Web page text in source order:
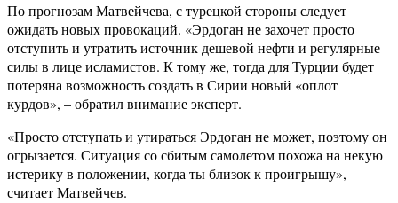
По прогнозам Матвейчева, с турецкой стороны следует
ожидать новых провокаций. «Эрдоган не захочет просто
отступить и утратить источник дешевой нефти и регулярные
силы в лице исламистов. К тому же, тогда для Турции будет
потеряна возможность создать в Сирии новый «оплот
курдов», – обратил внимание эксперт.
«Просто отступать и утираться Эрдоган не может, поэтому он
огрызается. Ситуация со сбитым самолетом похожа на некую
истерику в положении, когда ты близок к проигрышу», –
считает Матвейчев.